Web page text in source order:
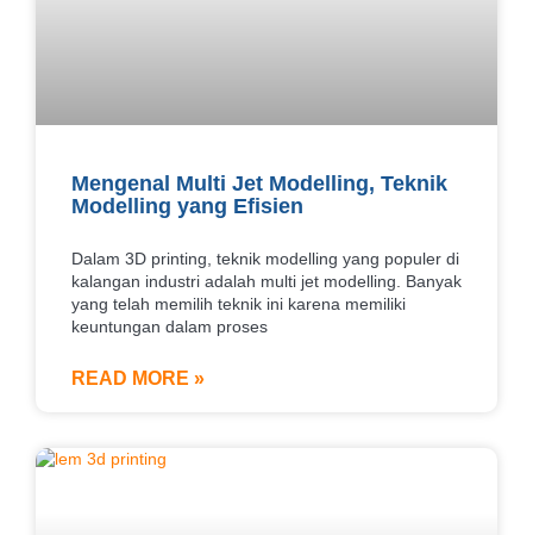
Mengenal Multi Jet Modelling, Teknik
Modelling yang Efisien
Dalam 3D printing, teknik modelling yang populer di
kalangan industri adalah multi jet modelling. Banyak
yang telah memilih teknik ini karena memiliki
keuntungan dalam proses
READ MORE »